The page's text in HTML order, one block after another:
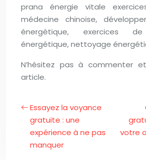
prana énergie vitale
médecine chinoise,
énergétique, exercices de
énergétique, nettoyage
N’hésitez pas à commenter
article.
Essayez la voyance
gratuite : une
expérience à ne pas
manquer
votre